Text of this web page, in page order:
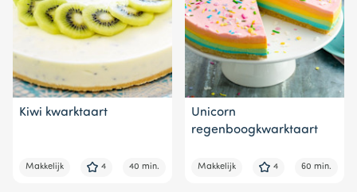
Kiwi kwarktaart
Makkelijk 4 40 min.
Unicorn
regenboogkwarktaart
Makkelijk 4 60 min.